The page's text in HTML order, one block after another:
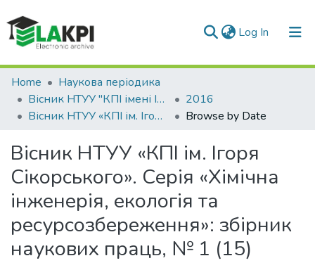
Log In (current)
Communities & Collections
All of DSpace
Home
Наукова періодика
Вісник НТУУ "КПІ імені Ігоря Сікорського". Серія: Хімічна інженерія, екологія та ресурсозбереження
2016
Вісник НТУУ «КПІ ім. Ігоря Сікорського». Серія «Хімічна інженерія, екологія та ресурсозбереження»: збірник наукових праць, № 1 (15)
Browse by Date
Вісник НТУУ «КПІ ім. Ігоря
Сікорського». Серія «Хімічна
інженерія, екологія та
ресурсозбереження»: збірник
наукових праць, № 1 (15)